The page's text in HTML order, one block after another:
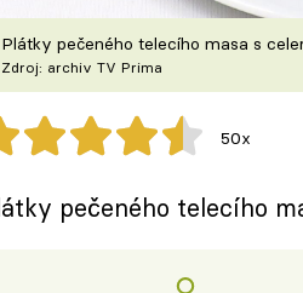
Plátky pečeného telecího masa s
Zdroj: archiv TV Prima
50x
pečeného telecího